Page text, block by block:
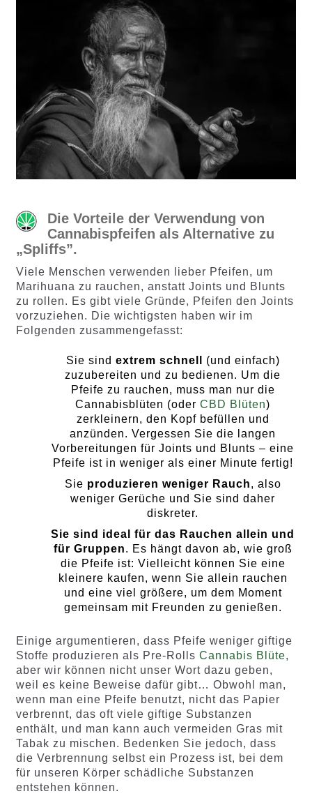
Die Vorteile der Verwendung von
Cannabispfeifen als Alternative zu
„Spliffs”.
Viele Menschen verwenden lieber Pfeifen, um
Marihuana zu rauchen, anstatt Joints und Blunts
zu rollen. Es gibt viele Gründe, Pfeifen den Joints
vorzuziehen. Die wichtigsten haben wir im
Folgenden zusammengefasst:
Sie sind extrem schnell
(und einfach)
zuzubereiten und zu bedienen. Um die
Pfeife zu rauchen, muss man nur die
Cannabisblüten (oder CBD Blüten)
zerkleinern, den Kopf befüllen und
anzünden. Vergessen Sie die langen
Vorbereitungen für Joints und Blunts – eine
Pfeife ist in weniger als einer Minute fertig!
Sie produzieren weniger Rauch, also
weniger Gerüche und Sie sind daher
diskreter.
Sie sind ideal für das Rauchen allein und
für Gruppen. Es hängt davon ab, wie groß
die Pfeife ist: Vielleicht können Sie eine
kleinere kaufen, wenn Sie allein rauchen
und eine viel größere, um dem Moment
gemeinsam mit Freunden zu genießen.
Einige argumentieren, dass Pfeife weniger giftige
Stoffe produzieren als Pre-Rolls Cannabis Blüte,
aber wir können nicht unser Wort dazu geben,
weil es keine Beweise dafür gibt… Obwohl man,
wenn man eine Pfeife benutzt, nicht das Papier
verbrennt, das oft viele giftige Substanzen
enthält, und man kann auch vermeiden Gras mit
Tabak zu mischen. Bedenken Sie jedoch, dass
die Verbrennung selbst ein Prozess ist, bei dem
für unseren Körper schädliche Substanzen
entstehen können.